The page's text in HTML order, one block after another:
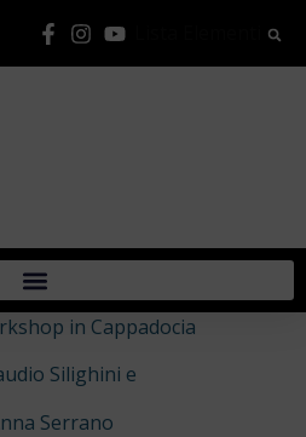
in Cappadocia
Silighini e
Serrano